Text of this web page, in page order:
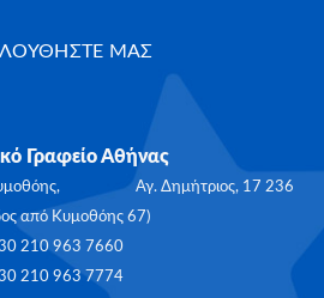
ΜΑΣ
Γραφείο Αθήνας
Κυμοθόης, Αγ. Δημήτριος, 17 236
από Κυμοθόης 67)
210 963 7660
210 963 7774